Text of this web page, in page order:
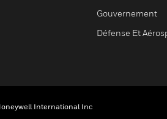
Gouvernement
Défense Et
International Inc